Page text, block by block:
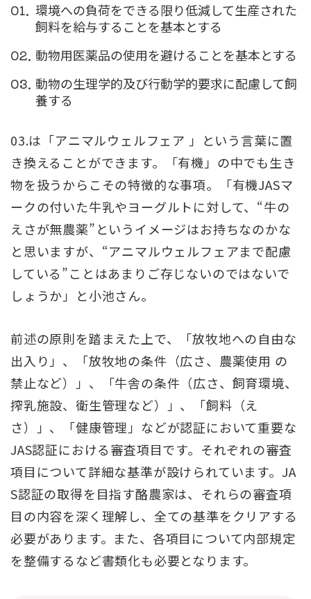
環境への負荷をできる限り低減して生産された
飼料を給与することを基本とする
動物用医薬品の使用を避けることを基本とする
動物の生理学的及び行動学的要求に配慮して飼
養する
03.は「アニマルウェルフェア 」という言葉に置
き換えることができます。「有機」の中でも生き
物を扱うからこその特徴的な事項。「有機JASマ
ークの付いた牛乳やヨーグルトに対して、“牛の
えさが無農薬”というイメージはお持ちなのかな
と思いますが、“アニマルウェルフェアまで配慮
している”ことはあまりご存じないのではないで
しょうか」と小池さん。
前述の原則を踏まえた上で、「放牧地への自由な
出入り」、「放牧地の条件（広さ、農薬使用 の
禁止など）」、「牛舎の条件（広さ、飼育環境、
搾乳施設、衛生管理など）」、「飼料（え
さ）」、「健康管理」などが認証において重要な
JAS認証における審査項目です。それぞれの審査
項目について詳細な基準が設けられています。JA
S認証の取得を目指す酪農家は、それらの審査項
目の内容を深く理解し、全ての基準をクリアする
必要があります。また、各項目について内部規定
を整備するなど書類化も必要となります。